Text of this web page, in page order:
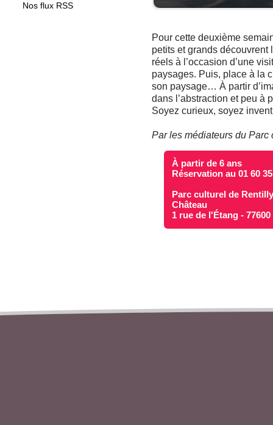
Nos flux RSS
Pour cette deuxième
petits et grands découvrent
réels à l’occasion d’une
paysages. Puis, place à la
son paysage… À partir
dans l’abstraction et peu à
Soyez curieux, soyez
Par les médiateurs du
À partir de 6 ans
Réservation au 01 60
Parc culturel de
Château
1 rue de l'Étang -